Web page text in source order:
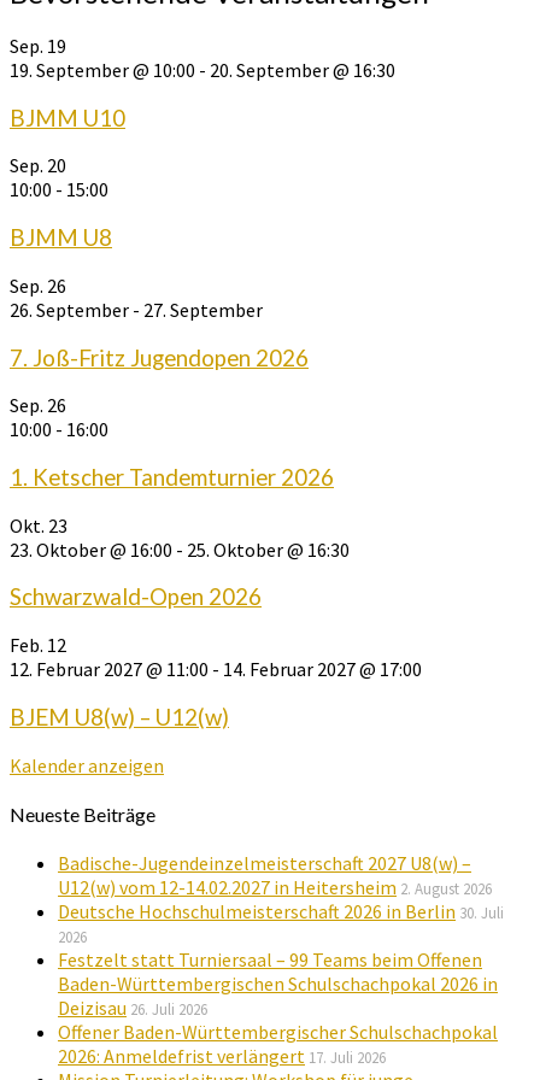
Sep. 19
19. September @ 10:00 - 20. September @ 16:30
BJMM U10
Sep. 20
10:00 - 15:00
BJMM U8
Sep. 26
26. September - 27. September
7. Joß-Fritz Jugendopen 2026
Sep. 26
10:00 - 16:00
1. Ketscher Tandemturnier 2026
Okt. 23
23. Oktober @ 16:00 - 25. Oktober @ 16:30
Schwarzwald-Open 2026
Feb. 12
12. Februar 2027 @ 11:00 - 14. Februar 2027 @ 17:00
BJEM U8(w) – U12(w)
Kalender anzeigen
Neueste Beiträge
Badische-Jugendeinzelmeisterschaft 2027 U8(w) –
U12(w) vom 12-14.02.2027 in Heitersheim 2. August 2026
Deutsche Hochschulmeisterschaft 2026 in Berlin 30. Juli
2026
Festzelt statt Turniersaal – 99 Teams beim Offenen
Baden-Württembergischen Schulschachpokal 2026 in
Deizisau 26. Juli 2026
Offener Baden-Württembergischer Schulschachpokal
2026: Anmeldefrist verlängert 17. Juli 2026